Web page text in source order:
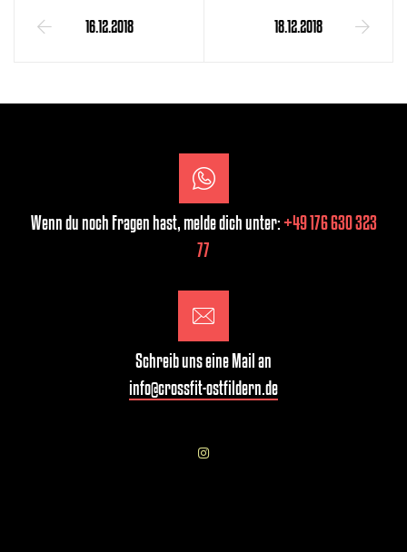
16.12.2018 18.12.2018
Wenn du noch Fragen hast, melde dich unter:+49 176 630 323
77
Schreib uns eine Mail an
info@crossfit-ostfildern.de